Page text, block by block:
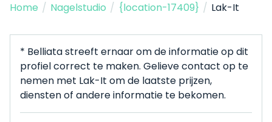
Home / Nagelstudio / {location-17409} / Lak-It
* Belliata streeft ernaar om de informatie op dit
profiel correct te maken. Gelieve contact op te
nemen met Lak-It om de laatste prijzen,
diensten of andere informatie te bekomen.